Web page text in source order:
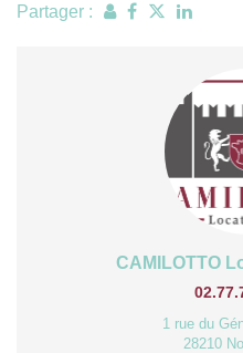
Partager :
CAMILOTTO
1 rue du
28210